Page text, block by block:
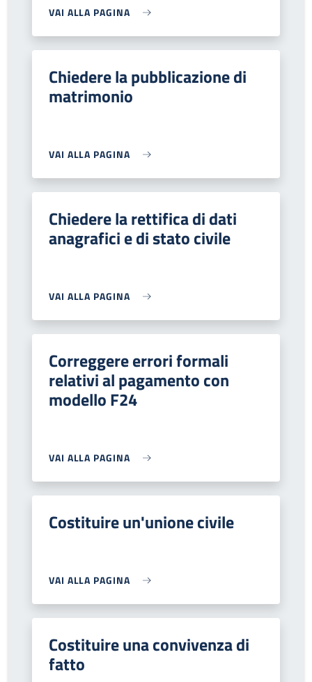
VAI ALLA PAGINA
Chiedere la pubblicazione di
matrimonio
VAI ALLA PAGINA
Chiedere la rettifica di dati
anagrafici e di stato civile
VAI ALLA PAGINA
Correggere errori formali
relativi al pagamento con
modello F24
VAI ALLA PAGINA
Costituire un'unione civile
VAI ALLA PAGINA
Costituire una convivenza di
fatto